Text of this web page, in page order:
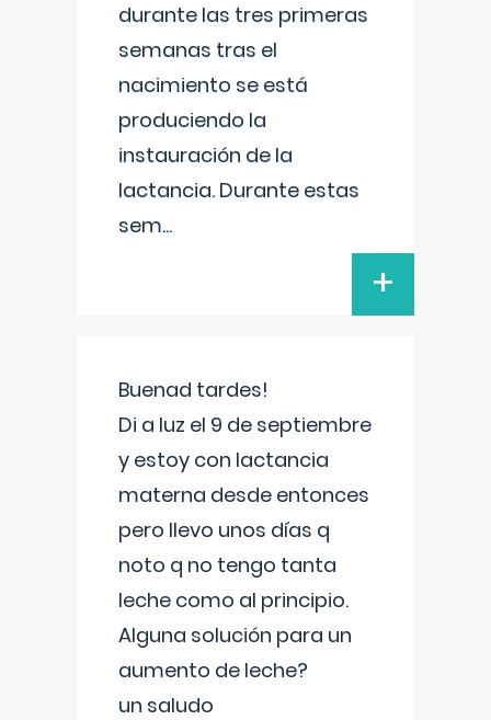
durante las tres primeras
semanas tras el
nacimiento se está
produciendo la
instauración de la
lactancia. Durante estas
sem...
+
Buenad tardes!
Di a luz el 9 de septiembre
y estoy con lactancia
materna desde entonces
pero llevo unos días q
noto q no tengo tanta
leche como al principio.
Alguna solución para un
aumento de leche?
un saludo